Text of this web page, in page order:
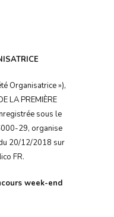
Organisatrice »),
LA PREMIÈRE
sous le
29, organise
20/12/2018 sur
FR.
week-end